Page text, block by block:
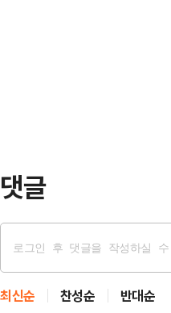
댓글
최신순 찬성순 반대순